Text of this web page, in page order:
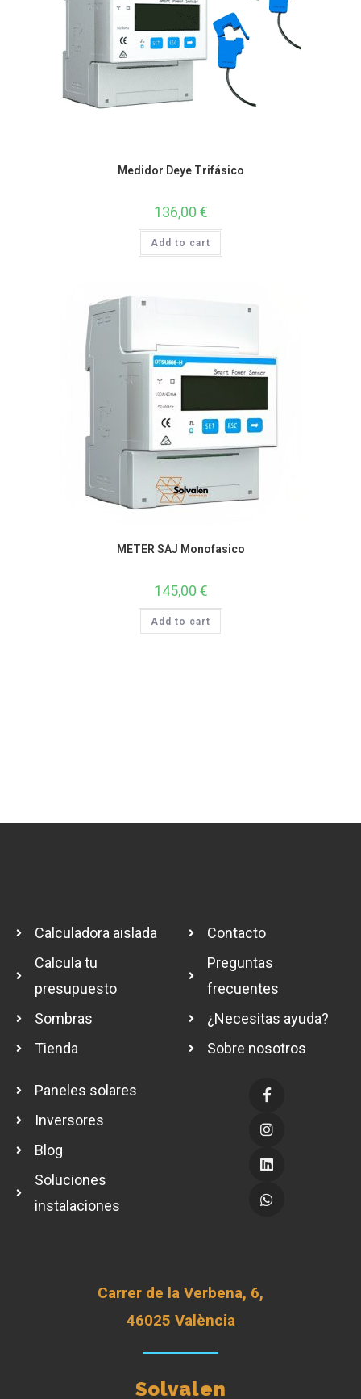
Medidor Deye Trifásico
136,00 €
Add to cart
METER SAJ Monofasico
145,00 €
Add to cart
Calculadora aislada
Calcula tu
presupuesto
Sombras
Tienda
Paneles solares
Inversores
Blog
Soluciones
instalaciones
Contacto
Preguntas
frecuentes
¿Necesitas ayuda?
Sobre nosotros
Carrer de la Verbena, 6,
46025 València
Solvalen